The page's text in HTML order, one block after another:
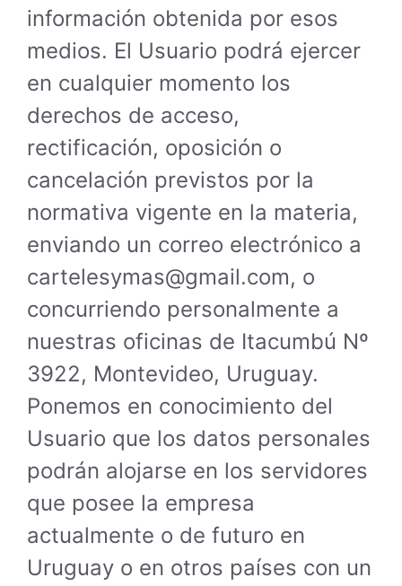
información obtenida por esos
medios. El Usuario podrá ejercer
en cualquier momento los
derechos de acceso,
rectificación, oposición o
cancelación previstos por la
normativa vigente en la materia,
enviando un correo electrónico a
cartelesymas@gmail.com, o
concurriendo personalmente a
nuestras oficinas de Itacumbú Nº
3922, Montevideo, Uruguay.
Ponemos en conocimiento del
Usuario que los datos personales
podrán alojarse en los servidores
que posee la empresa
actualmente o de futuro en
Uruguay o en otros países con un